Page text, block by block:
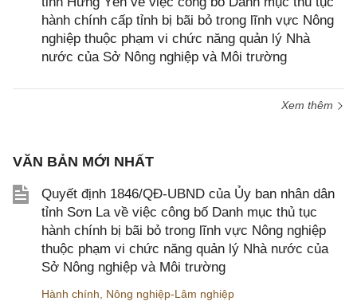
hành chính cấp tỉnh bị bãi bỏ trong lĩnh vực Nông
nghiệp thuộc phạm vi chức năng quản lý Nhà
nước của Sở Nông nghiệp và Môi trường
Xem thêm
VĂN BẢN MỚI NHẤT
Quyết định 1846/QĐ-UBND của Ủy ban nhân dân
tỉnh Sơn La về việc công bố Danh mục thủ tục
hành chính bị bãi bỏ trong lĩnh vực Nông nghiệp
thuộc phạm vi chức năng quản lý Nhà nước của
Sở Nông nghiệp và Môi trường
Hành chính Nông nghiệp-Lâm nghiệp